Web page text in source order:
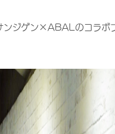
ンジゲン×ABALのコラボ